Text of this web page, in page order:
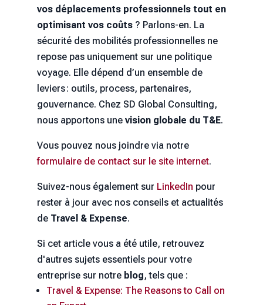
vos déplacements professionnels tout en
optimisant vos coûts? Parlons-en. La
sécurité des mobilités professionnelles ne
repose pas uniquement sur une politique
voyage. Elle dépend d’un ensemble de
leviers : outils, process, partenaires,
gouvernance. Chez SD Global Consulting,
nous apportons une vision globale du T&E.
Vous pouvez nous joindre via notre
formulaire de contact sur le site internet.
Suivez-nous également sur LinkedIn pour
rester à jour avec nos conseils et actualités
de Travel & Expense.
Si cet article vous a été utile, retrouvez
d'autres sujets essentiels pour votre
entreprise sur notre blog, tels que :
Travel & Expense: The Reasons to Call on